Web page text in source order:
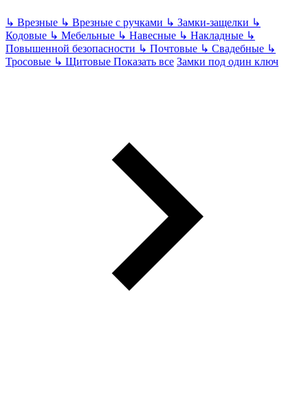
↳ Врезные ↳ Врезные с ручками ↳ Замки-защелки ↳
Кодовые ↳ Мебельные ↳ Навесные ↳ Накладные ↳
Повышенной безопасности ↳ Почтовые ↳ Свадебные ↳
Тросовые ↳ Щитовые Показать все Замки под один ключ